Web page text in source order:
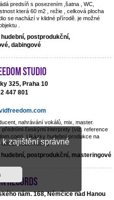
k zajištění správné
predsíň s posezením ,šatna , WC,
která 60 m2 , režie , celková plocha
se nachází v klidné přírodě. je možné
.
postprodukční,
dabingové
studio
325, Praha 10
447 801
nahrávání vokálů, mix, master.
předními českými interprety (viz. reference
Ukázky hudební produkce na
davidfreedom.com)
postprodukční, masteringové
records
nám. 168, Němčice nad Hanou